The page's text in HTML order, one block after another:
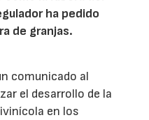
ha pedido
de granjas.
comunicado al
el desarrollo de la
en los